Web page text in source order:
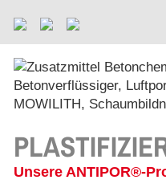
Unsere ANTIPOR®-